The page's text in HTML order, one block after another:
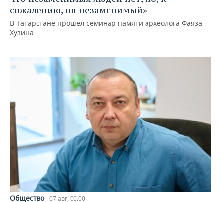
сожалению, он незаменимый»
В Татарстане прошел семинар памяти археолога Фаяза
Хузина
Общество 07 авг, 00:00